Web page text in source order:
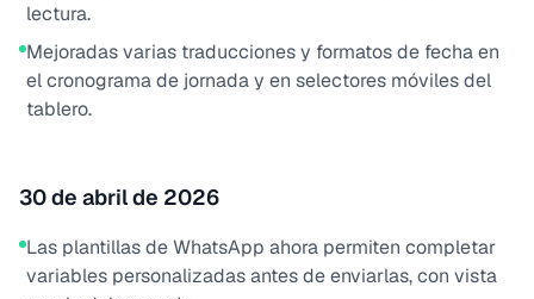
lectura.
Mejoradas varias traducciones y formatos de fecha en
el cronograma de jornada y en selectores móviles del
tablero.
30 de abril de 2026
Las plantillas de WhatsApp ahora permiten completar
variables personalizadas antes de enviarlas, con vista